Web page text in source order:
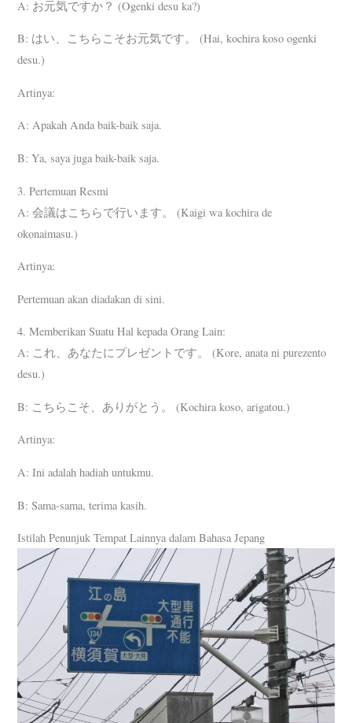
A: お元気ですか？ (Ogenki desu ka?)
B: はい、こちらこそお元気です。 (Hai, kochira koso ogenki
desu.)
Artinya:
A: Apakah Anda baik-baik saja.
B: Ya, saya juga baik-baik saja.
3. Pertemuan Resmi
A: 会議はこちらで行います。 (Kaigi wa kochira de
okonaimasu.)
Artinya:
Pertemuan akan diadakan di sini.
4. Memberikan Suatu Hal kepada Orang Lain:
A: これ、あなたにプレゼントです。 (Kore, anata ni purezento
desu.)
B: こちらこそ、ありがとう。 (Kochira koso, arigatou.)
Artinya:
A: Ini adalah hadiah untukmu.
B: Sama-sama, terima kasih.
Istilah Penunjuk Tempat Lainnya dalam Bahasa Jepang